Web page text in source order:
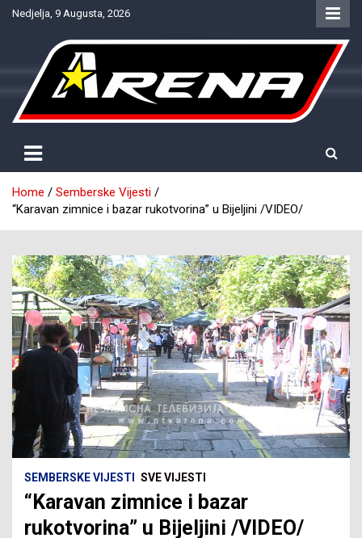
SkipNedjelja, 9 Augusta, 2026
NTV Arena
Home
Semberske Vijesti
“Karavan zimnice i bazar rukotvorina” u Bijeljini /VIDEO/
SEMBERSKE VIJESTI SVE VIJESTI
“Karavan zimnice i bazar
rukotvorina” u Bijeljini /VIDEO/